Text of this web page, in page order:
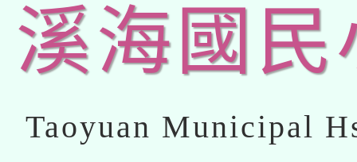
溪海國民
Taoyuan Municipal